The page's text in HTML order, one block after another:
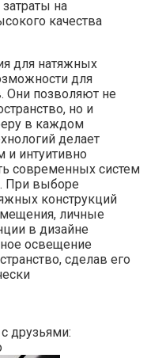
на
качества
для натяжных
для
Они позволяют не
но и
в каждом
делает
интуитивно
современных систем
При выборе
конструкций
личные
в дизайне
освещение
сделав его
друзьями: